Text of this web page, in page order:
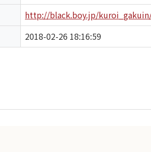
http://black.boy.jp/
2018-02-26 18:16:59